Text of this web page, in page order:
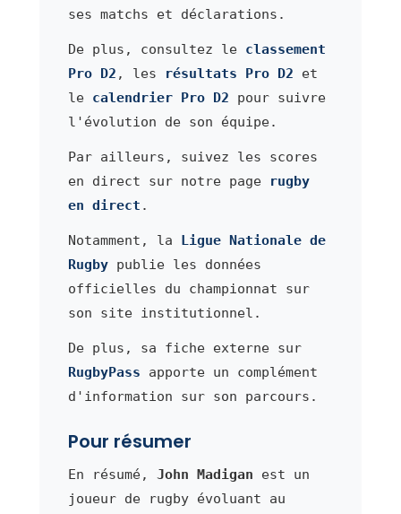
ses matchs et déclarations.
De plus, consultez le classement
Pro D2 , les résultats Pro D2 et
le calendrier Pro D2 pour suivre
l'évolution de son équipe.
Par ailleurs, suivez les scores
en direct sur notre page
rugby
en direct .
Notamment, la Ligue Nationale de
Rugbypublie les données
officielles du championnat sur
son site institutionnel.
De plus, sa fiche externe sur
RugbyPass apporte un complément
d'information sur son parcours.
Pour résumer
En résumé, John Madigan est un
joueur de rugby évoluant au